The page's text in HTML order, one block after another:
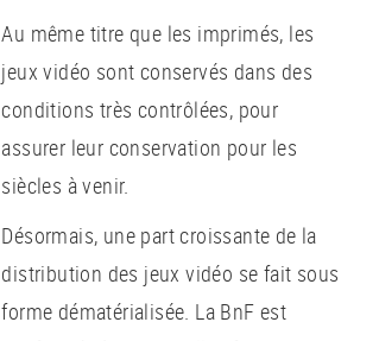
Au même titre que les imprimés, les
jeux vidéo sont conservés dans des
conditions très contrôlées, pour
assurer leur conservation pour les
siècles à venir.
Désormais, une part croissante de la
distribution des jeux vidéo se fait sous
forme dématérialisée. La BnF est